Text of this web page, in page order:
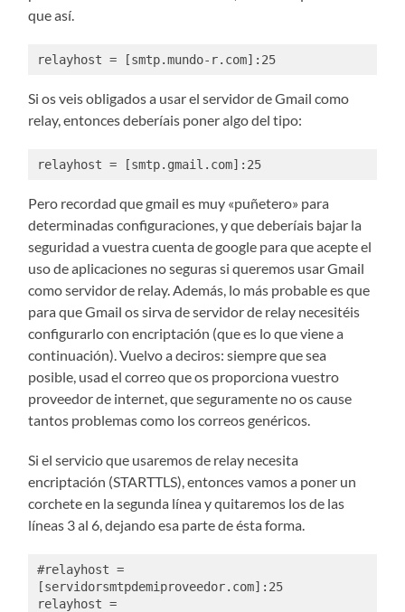
que así.
relayhost = [smtp.mundo-r.com]:25
Si os veis obligados a usar el servidor de Gmail como
relay, entonces deberíais poner algo del tipo:
relayhost = [smtp.gmail.com]:25
Pero recordad que gmail es muy «puñetero» para
determinadas configuraciones, y que deberíais bajar la
seguridad a vuestra cuenta de google para que acepte el
uso de aplicaciones no seguras si queremos usar Gmail
como servidor de relay. Además, lo más probable es que
para que Gmail os sirva de servidor de relay necesitéis
configurarlo con encriptación (que es lo que viene a
continuación). Vuelvo a deciros: siempre que sea
posible, usad el correo que os proporciona vuestro
proveedor de internet, que seguramente no os cause
tantos problemas como los correos genéricos.
Si el servicio que usaremos de relay necesita
encriptación (STARTTLS), entonces vamos a poner un
corchete en la segunda línea y quitaremos los de las
líneas 3 al 6, dejando esa parte de ésta forma.
#relayhost =
[servidorsmtpdemiproveedor.com]:25
relayhost =